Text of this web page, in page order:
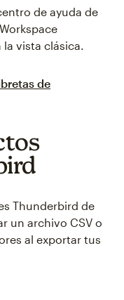
de ayuda de
vista clásica.
de
Thunderbird de
un archivo CSV o
al exportar tus